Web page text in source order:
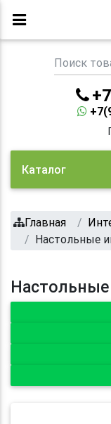
Каталог
Главная
Настольные